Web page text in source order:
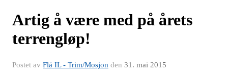
Artig å være med på årets
terrengløp!
Postet av Flå IL - Trim/Mosjon den 31. mai 2015